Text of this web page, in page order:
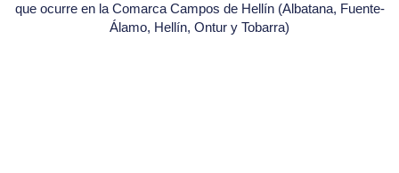
que ocurre en la Comarca Campos de Hellín (Albatana, Fuente-
Álamo, Hellín, Ontur y Tobarra)